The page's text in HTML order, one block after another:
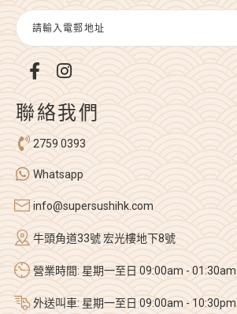
聯絡我們
2759 0393
Whatsapp
info@supersushihk.com
牛頭角道33號 宏光樓地下8號
營業時間: 星期一至日 09:00am - 01:30am
外送叫車: 星期一至日 09:00am - 10:30pm